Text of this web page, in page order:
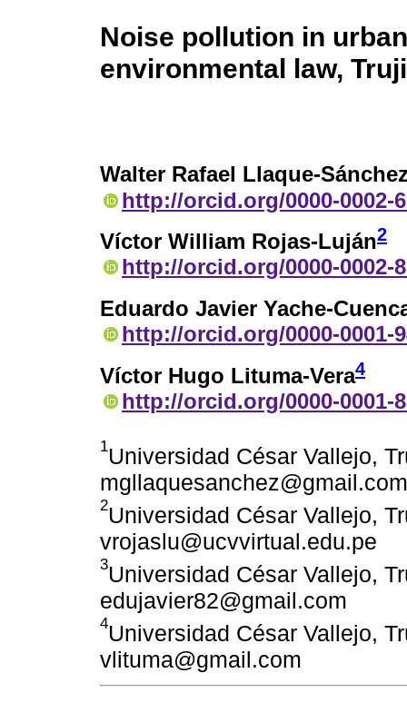
Noise pollution in
environmental law,
Walter Rafael Llaque-
http://orcid.org/0000-0002-
Víctor William Rojas-Luján2
http://orcid.org/0000-0002-
Eduardo Javier Yache-
http://orcid.org/0000-0001-
Víctor Hugo Lituma-Vera4
http://orcid.org/0000-0001-
1Universidad César Vallejo,
mgllaquesanchez@gmail.com
2Universidad César Vallejo,
vrojaslu@ucvvirtual.edu.pe
3Universidad César Vallejo,
edujavier82@gmail.com
4Universidad César Vallejo,
vlituma@gmail.com